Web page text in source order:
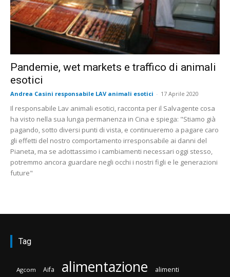
Pandemie, wet markets e traffico di animali
esotici
Andrea Casini responsabile LAV animali esotici - 17 Aprile 2020
Il responsabile Lav animali esotici, racconta per il Salvagente cosa
ha visto nella sua lunga permanenza in Cina e spiega: "Stiamo già
pagando, sotto diversi punti di vista, e continueremo a pagare caro
gli effetti del nostro comportamento irresponsabile ai danni del
Pianeta, ma se adottassimo i cambiamenti necessari oggi stesso,
potremmo ancora guardare negli occhi i nostri figli e le generazioni
future"
Tag
Agcom Aifa alimentazione alimenti